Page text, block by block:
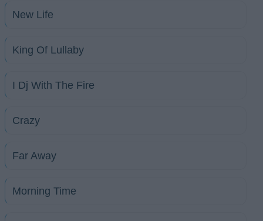
New Life
King Of Lullaby
I Dj With The Fire
Crazy
Far Away
Morning Time